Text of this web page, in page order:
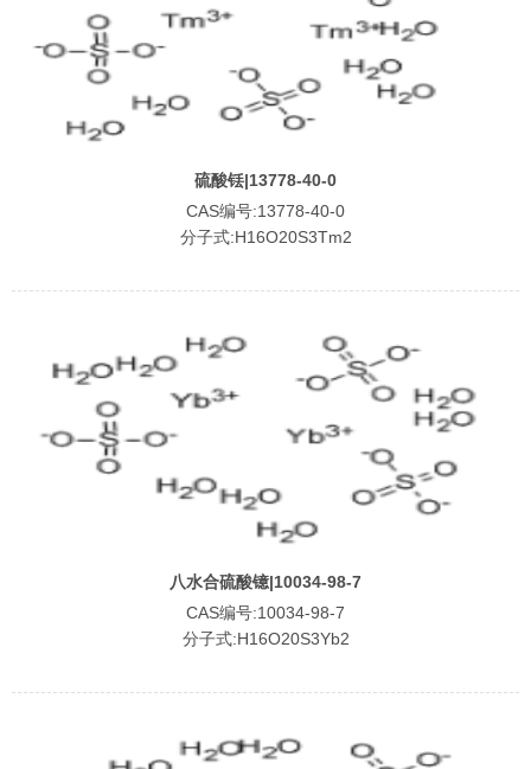
硫酸铥|13778-40-0
CAS编号:13778-40-0
分子式:H16O20S3Tm2
八水合硫酸镱|10034-98-7
CAS编号:10034-98-7
分子式:H16O20S3Yb2